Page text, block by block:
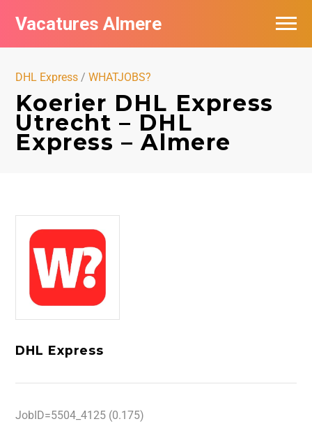
Vacatures Almere
DHL Express /WHATJOBS?
Koerier DHL Express
Utrecht – DHL
Express – Almere
DHL Express
JobID=5504_4125 (0.175)
Vacatures per bedrijf
De populairste vacatures in Almere
Nieuwsbrief feed